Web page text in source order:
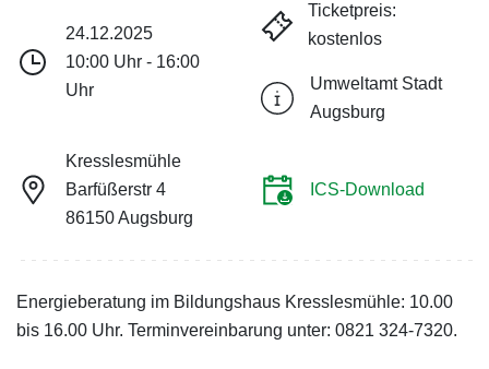
24.12.2025
10:00 Uhr - 16:00
Uhr
Ticketpreis:
kostenlos
Umweltamt Stadt
Augsburg
Kresslesmühle
Barfüßerstr 4
86150 Augsburg
ICS-Download
Energieberatung im Bildungshaus Kresslesmühle: 10.00
bis 16.00 Uhr. Terminvereinbarung unter: 0821 324-7320.